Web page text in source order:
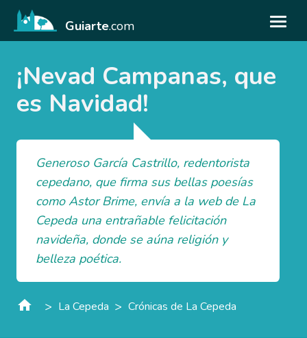
Guiarte.com
¡Nevad Campanas, que
es Navidad!
Generoso García Castrillo, redentorista
cepedano, que firma sus bellas poesías
como Astor Brime, envía a la web de La
Cepeda una entrañable felicitación
navideña, donde se aúna religión y
belleza poética.
> La Cepeda > Crónicas de La Cepeda